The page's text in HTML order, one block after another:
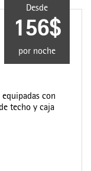
Desde
156$
por noche
con
techo y caja